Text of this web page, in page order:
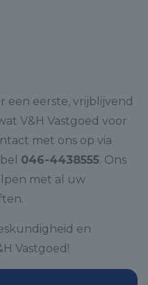
een eerste, vrijblijvend
V&H Vastgoed voor
met ons op via
046-4438555. Ons
met al uw
en
Vastgoed!